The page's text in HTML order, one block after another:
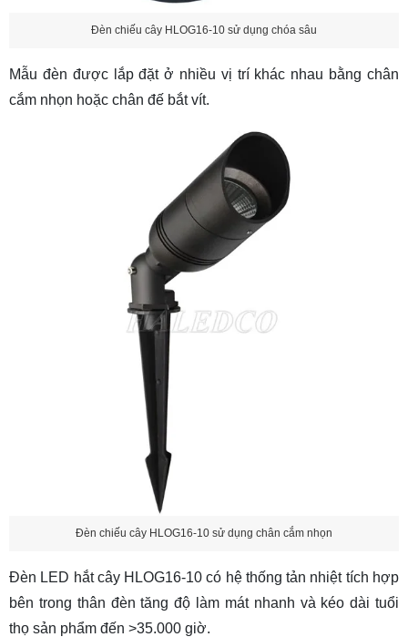
Đèn chiếu cây HLOG16-10 sử dụng chóa sâu
Mẫu đèn được lắp đặt ở nhiều vị trí khác nhau bằng chân
cắm nhọn hoặc chân đế bắt vít.
Đèn chiếu cây HLOG16-10 sử dụng chân cắm nhọn
Đèn LED hắt cây HLOG16-10 có hệ thống tản nhiệt tích hợp
bên trong thân đèn tăng độ làm mát nhanh và kéo dài tuổi
thọ sản phẩm đến >35.000 giờ.